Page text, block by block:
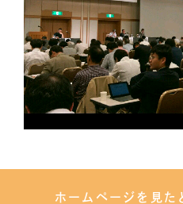
ホームページを見た